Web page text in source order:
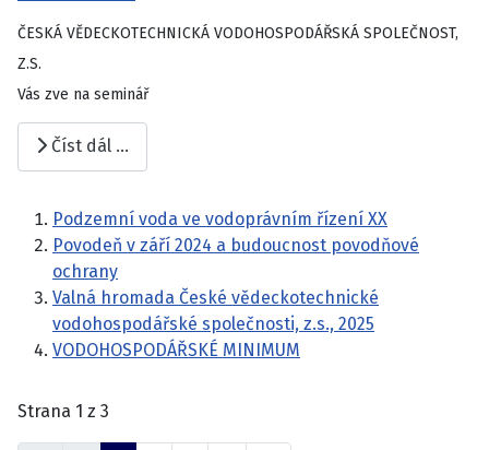
ČESKÁ VĚDECKOTECHNICKÁ VODOHOSPODÁŘSKÁ SPOLEČNOST,
Z.S.
Vás zve na seminář
Číst dál …
Podzemní voda ve vodoprávním řízení XX
Povodeň v září 2024 a budoucnost povodňové
ochrany
Valná hromada České vědeckotechnické
vodohospodářské společnosti, z.s., 2025
VODOHOSPODÁŘSKÉ MINIMUM
Strana 1 z 3